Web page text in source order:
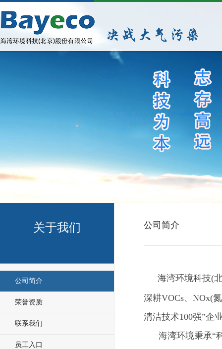
关于我们
公司简介
荣誉资质
联系我们
员工入口
公司简介
海湾环境科技(
深耕VOCs、NOx(
清洁技术100强”企
海湾环境秉承“科